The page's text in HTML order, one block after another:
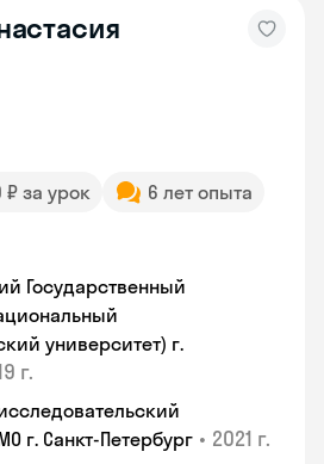
₽ за урок
6 лет опыта
Государственный
университет) г.
г.
г. Санкт-Петербург • 2021 г.